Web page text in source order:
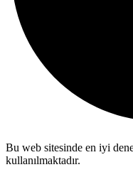
Bu web sitesinde en iyi
kullanılmaktadır.